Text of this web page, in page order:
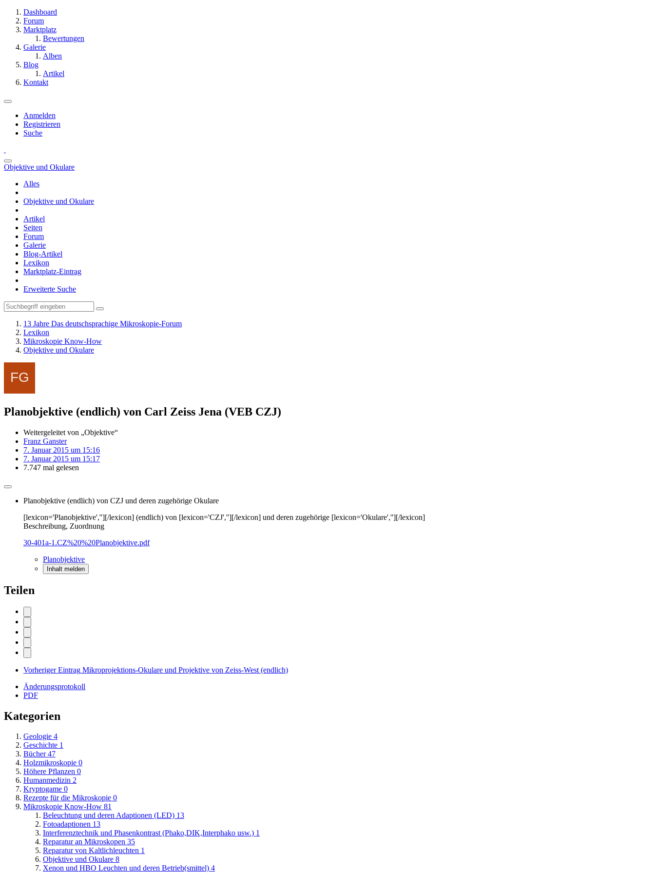
Dashboard
Forum
Marktplatz
Bewertungen
Galerie
Alben
Blog
Artikel
Kontakt
Anmelden
Registrieren
Suche
Objektive und Okulare
Alles
Objektive und Okulare
Artikel
Seiten
Forum
Galerie
Blog-Artikel
Lexikon
Marktplatz-Eintrag
Erweiterte Suche
13 Jahre Das deutschsprachige Mikroskopie-Forum
Lexikon
Mikroskopie Know-How
Objektive und Okulare
Planobjektive (endlich) von Carl Zeiss Jena (VEB CZJ)
Weitergeleitet von „Objektive“
Franz Ganster
7. Januar 2015 um 15:16
7. Januar 2015 um 15:17
7.747 mal gelesen
Planobjektive (endlich) von CZJ und deren zugehörige Okulare
[lexicon='Planobjektive',''][/lexicon] (endlich) von [lexicon='CZJ',''][/lexicon] und deren zugehörige [lexicon='Okulare',''][/lexicon]
Beschreibung, Zuordnung
30-401a-1.CZ%20%20Planobjektive.pdf
Planobjektive
Inhalt melden
Teilen
Vorheriger Eintrag Mikroprojektions-Okulare und Projektive von Zeiss-West (endlich)
Änderungsprotokoll
PDF
Kategorien
Geologie 4
Geschichte 1
Bücher 47
Holzmikroskopie 0
Höhere Pflanzen 0
Humanmedizin 2
Kryptogame 0
Rezepte für die Mikroskopie 0
Mikroskopie Know-How 81
Beleuchtung und deren Adaptionen (LED) 13
Fotoadaptionen 13
Interferenztechnik und Phasenkontrast (Phako,DIK,Interphako usw.) 1
Reparatur an Mikroskopen 35
Reparatur von Kaltlichleuchten 1
Objektive und Okulare 8
Xenon und HBO Leuchten und deren Betrieb(smittel) 4